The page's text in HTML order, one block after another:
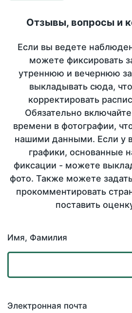
Отзывы, вопросы и
Если вы ведете
можете фиксировать
утреннюю и вечернюю
выкладывать сюда,
корректировать
Обязательно
времени в фотографии,
нашими данными. Если у
графики, основанные
фиксации - можете
фото. Также можете
прокомментировать
поставить
Имя, Фамилия
Электронная почта